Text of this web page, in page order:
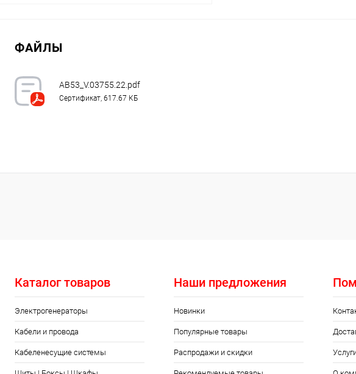
Купить в 1 клик Сравнение
В избранное Недоступно
ФАЙЛЫ
AB53_V.03755.22.pdf
Сертификат, 617.67 КБ
Каталог товаров
Электрогенераторы
Кабели и провода
Кабеленесущие системы
Наши предложения
Новинки
Популярные товары
Распродажи и скидки